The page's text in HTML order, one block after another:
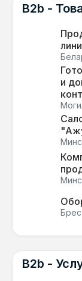
B2b -
и
B2b -